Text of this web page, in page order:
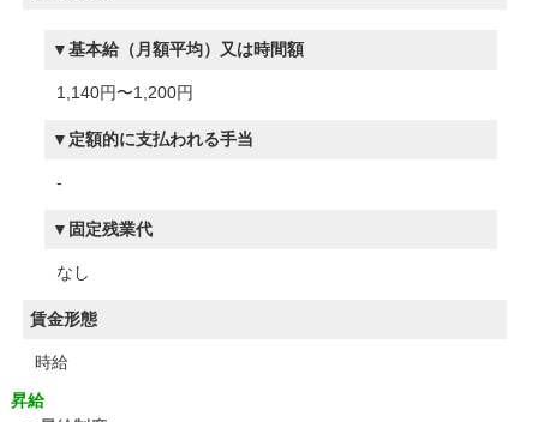
基本給（月額平均）又は時間額
1,140円〜1,200円
定額的に支払われる手当
-
固定残業代
なし
賃金形態
時給
昇給